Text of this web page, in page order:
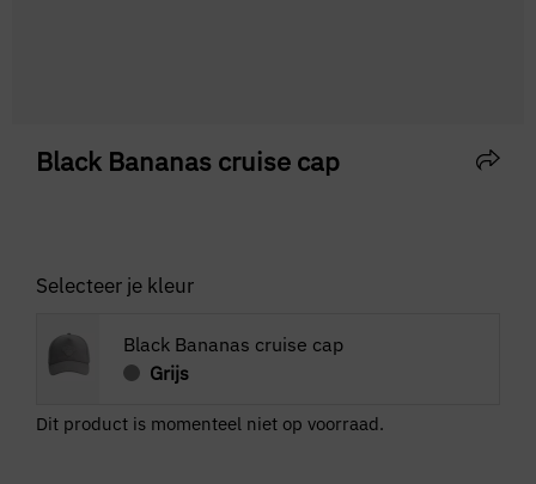
Black Bananas cruise cap
Selecteer je kleur
Black Bananas cruise cap
Grijs
Dit product is momenteel niet op voorraad.